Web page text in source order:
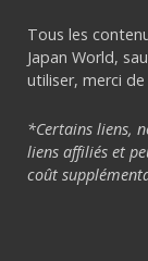
Tous les
Japan World,
utiliser, merci
*Certains liens,
liens affiliés et
coût